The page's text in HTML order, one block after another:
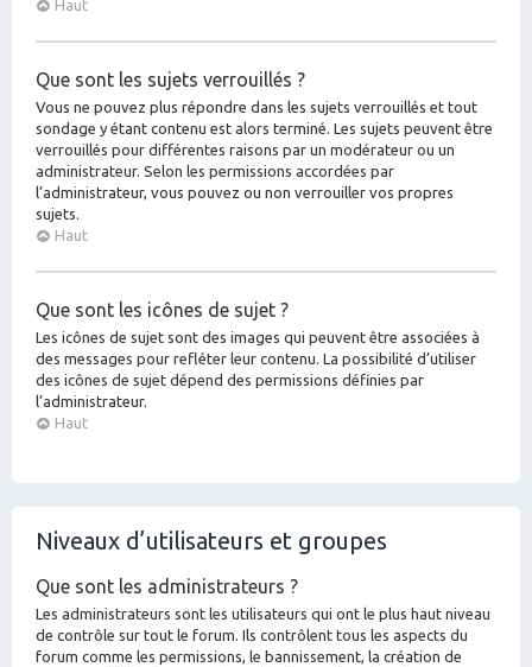
Haut
Que sont les sujets verrouillés ?
Vous ne pouvez plus répondre dans les sujets verrouillés et tout
sondage y étant contenu est alors terminé. Les sujets peuvent être
verrouillés pour différentes raisons par un modérateur ou un
administrateur. Selon les permissions accordées par
l’administrateur, vous pouvez ou non verrouiller vos propres
sujets.
Haut
Que sont les icônes de sujet ?
Les icônes de sujet sont des images qui peuvent être associées à
des messages pour refléter leur contenu. La possibilité d’utiliser
des icônes de sujet dépend des permissions définies par
l’administrateur.
Haut
Niveaux d’utilisateurs et groupes
Que sont les administrateurs ?
Les administrateurs sont les utilisateurs qui ont le plus haut niveau
de contrôle sur tout le forum. Ils contrôlent tous les aspects du
forum comme les permissions, le bannissement, la création de